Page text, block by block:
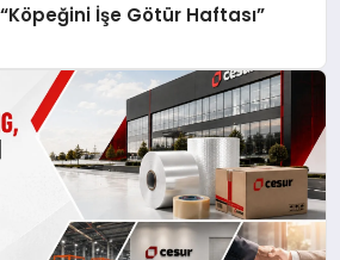
İşe Götür Haftası”